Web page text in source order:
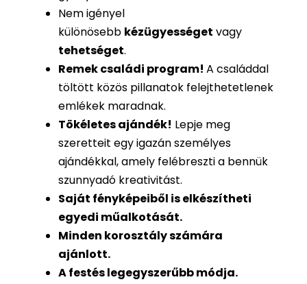
Nem igényel
különösebb kézügyességet vagy
tehetséget.
Remek családi program! A családdal
töltött közös pillanatok felejthetetlenek
emlékek maradnak.
Tökéletes ajándék! Lepje meg
szeretteit egy igazán személyes
ajándékkal, amely felébreszti a bennük
szunnyadó kreativitást.
Saját fényképeiből iselkészítheti
egyedi műalkotását.
Minden korosztály számára
ajánlott.
A festés legegyszerűbb módja.